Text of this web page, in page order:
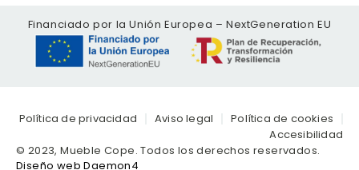
Financiado por la Unión Europea – NextGeneration EU
© 2023, Mueble Cope. Todos los derechos reservados.
Diseño web Daemon4
Política de privacidad Aviso legal
Política de cookies
Accesibilidad